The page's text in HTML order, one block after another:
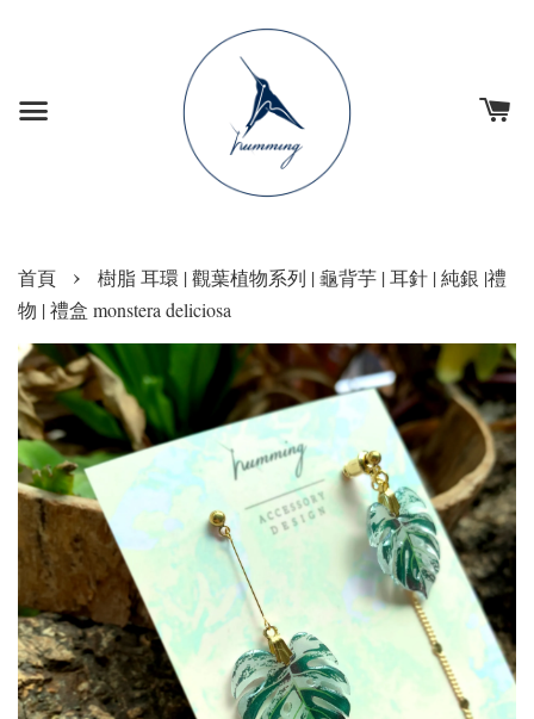
首頁 ›
樹脂 耳環 | 觀葉植物系列 | 龜背芋 | 耳針 | 純銀 |禮
物 | 禮盒 monstera deliciosa